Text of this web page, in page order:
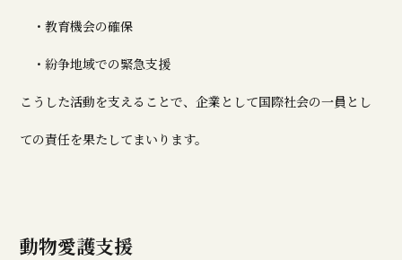
・教育機会の確保
・紛争地域での緊急支援
こうした活動を支えることで、企業として国際社会の一員とし
ての責任を果たしてまいります。
動物愛護支援